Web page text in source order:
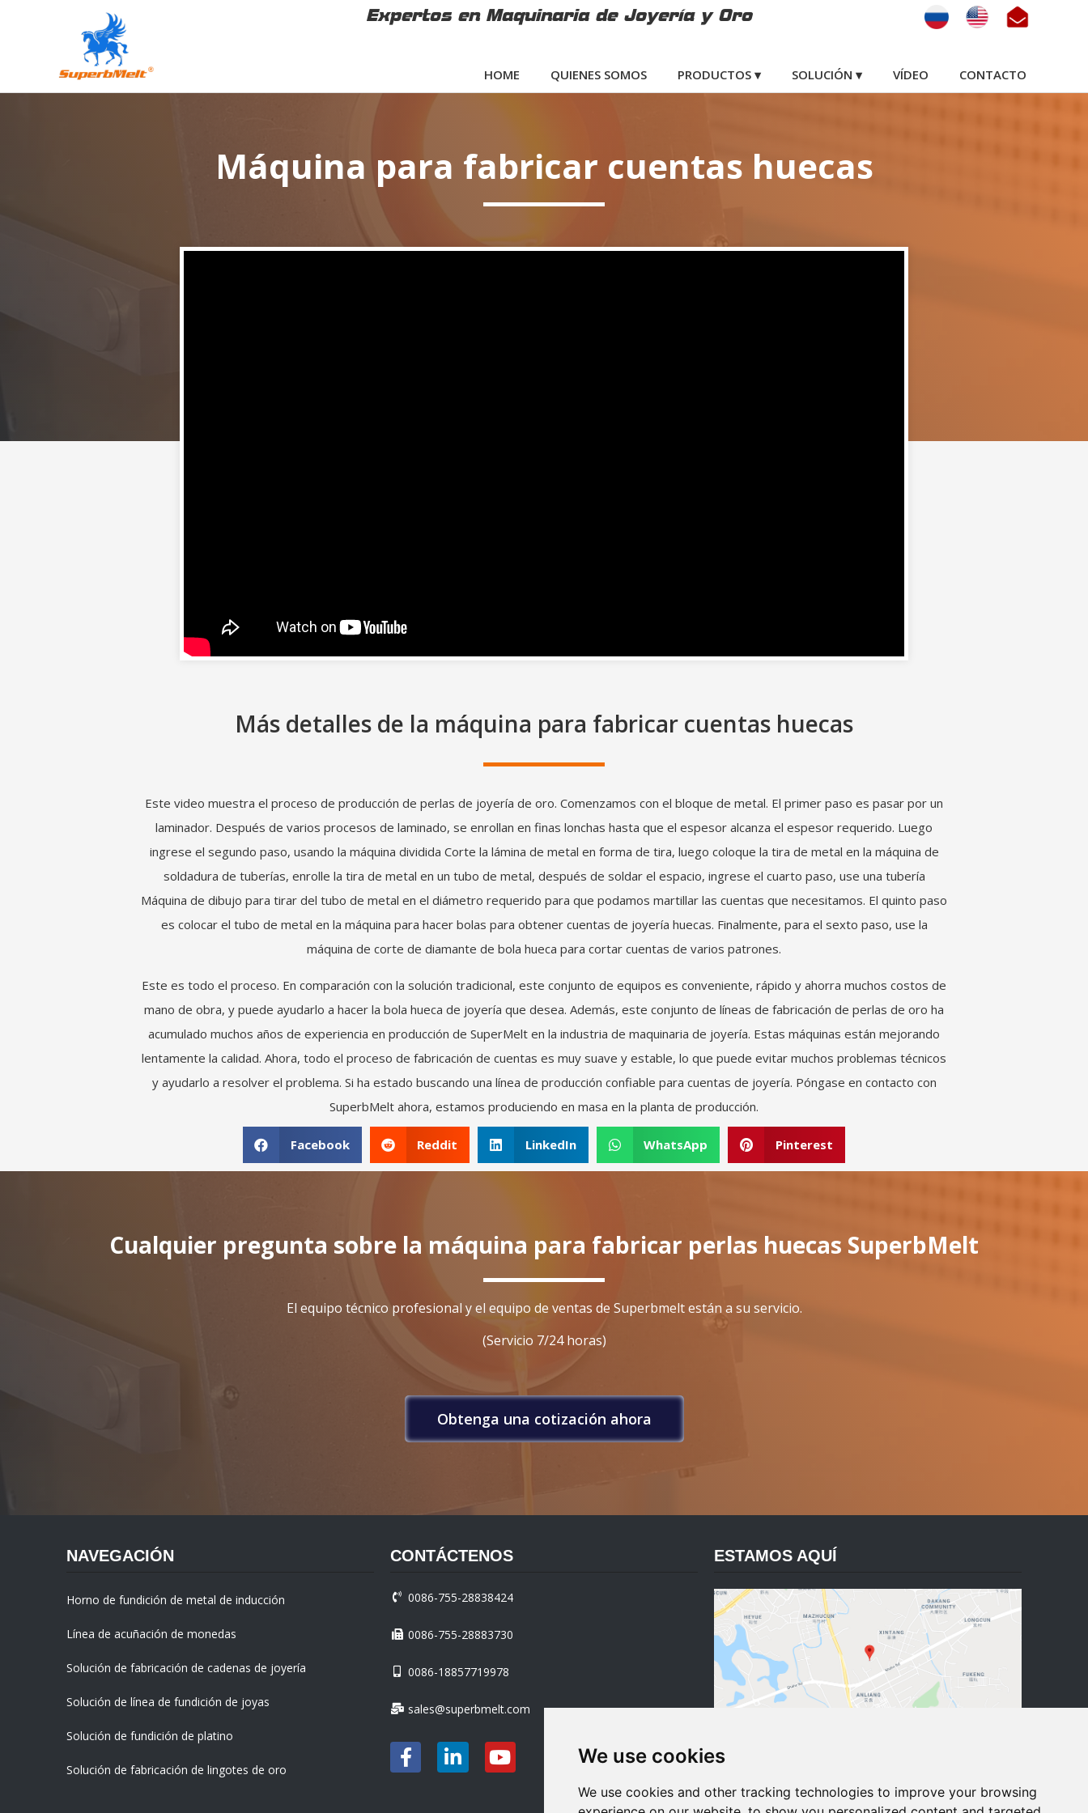
We use cookies
We use cookies and other tracking technologies to improve your browsing
Expertos en Maquinaria de Joyería y Oro
HOME QUIENES SOMOS PRODUCTOS ▾ SOLUCIÓN ▾ VÍDEO CONTACTO
Máquina para fabricar cuentas huecas
Más detalles de la máquina para fabricar cuentas huecas
Este video muestra el proceso de producción de perlas de joyería de oro. Comenzamos con el bloque de metal. El primer paso es pasar por un
laminador. Después de varios procesos de laminado, se enrollan en finas lonchas hasta que el espesor alcanza el espesor requerido. Luego
ingrese el segundo paso, usando la máquina dividida Corte la lámina de metal en forma de tira, luego coloque la tira de metal en la máquina de
soldadura de tuberías, enrolle la tira de metal en un tubo de metal, después de soldar el espacio, ingrese el cuarto paso, use una tubería
Máquina de dibujo para tirar del tubo de metal en el diámetro requerido para que podamos martillar las cuentas que necesitamos. El quinto paso
es colocar el tubo de metal en la máquina para hacer bolas para obtener cuentas de joyería huecas. Finalmente, para el sexto paso, use la
máquina de corte de diamante de bola hueca para cortar cuentas de varios patrones.
Este es todo el proceso. En comparación con la solución tradicional, este conjunto de equipos es conveniente, rápido y ahorra muchos costos de
mano de obra, y puede ayudarlo a hacer la bola hueca de joyería que desea. Además, este conjunto de líneas de fabricación de perlas de oro ha
acumulado muchos años de experiencia en producción de SuperMelt en la industria de maquinaria de joyería. Estas máquinas están mejorando
lentamente la calidad. Ahora, todo el proceso de fabricación de cuentas es muy suave y estable, lo que puede evitar muchos problemas técnicos
y ayudarlo a resolver el problema. Si ha estado buscando una línea de producción confiable para cuentas de joyería. Póngase en contacto con
SuperbMelt ahora, estamos produciendo en masa en la planta de producción.
Facebook Reddit LinkedIn WhatsApp Pinterest
Cualquier pregunta sobre la máquina para fabricar perlas huecas SuperbMelt
El equipo técnico profesional y el equipo de ventas de Superbmelt están a su servicio.
(Servicio 7/24 horas)
Obtenga una cotización ahora
NAVEGACIÓN
Horno de fundición de metal de inducción
Línea de acuñación de monedas
Solución de fabricación de cadenas de joyería
Solución de línea de fundición de joyas
Solución de fundición de platino
Solución de fabricación de lingotes de oro
CONTÁCTENOS
0086-755-28838424
0086-755-28883730
0086-18857719978
sales@superbmelt.com
ESTAMOS AQUÍ
District, Shenzhen City, China,518116